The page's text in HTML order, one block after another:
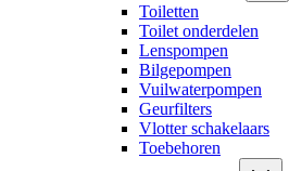
Toiletten
Toilet onderdelen
Lenspompen
Bilgepompen
Vuilwaterpompen
Geurfilters
Vlotter schakelaars
Toebehoren